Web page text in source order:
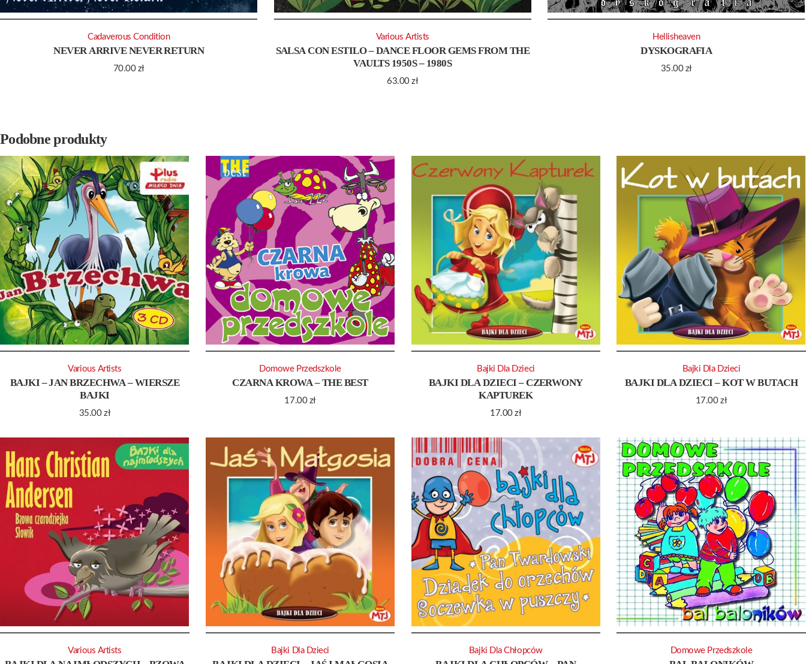
NEVER ARRIVE NEVER RETURN
70.00 zł
Cadaverous Condition
SALSA CON ESTILO – DANCE FLOOR GEMS FROM THE
VAULTS 1950S – 1980S
63.00zł
Various Artists
DYSKOGRAFIA
35.00 zł
Hellisheaven
Podobne produkty
BAJKI – JAN BRZECHWA – WIERSZE
BAJKI
35.00zł
Various Artists
CZARNA KROWA – THE BEST
17.00 zł
Domowe Przedszkole
BAJKI DLA DZIECI – CZERWONY
KAPTUREK
17.00zł
Bajki Dla Dzieci
BAJKI DLA DZIECI – KOT W BUTACH
17.00zł
Bajki Dla Dzieci
Various Artists Bajki Dla Dzieci Bajki Dla Chłopców Domowe Przedszkole